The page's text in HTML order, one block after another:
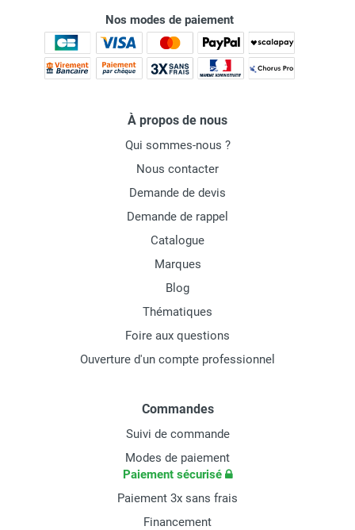
Nos modes de paiement
À propos de nous
Qui sommes-nous ?
Nous contacter
Demande de devis
Demande de rappel
Catalogue
Marques
Blog
Thématiques
Foire aux questions
Ouverture d'un compte professionnel
Commandes
Suivi de commande
Modes de paiement
Paiement sécurisé
Paiement 3x sans frais
Financement